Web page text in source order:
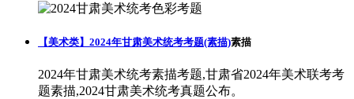
【美术类】2024年甘肃美术统考考题(素描)素描
2024年甘肃美术统考素描考题,甘肃省2024年美术联考考
题素描,2024甘肃美术统考真题公布。